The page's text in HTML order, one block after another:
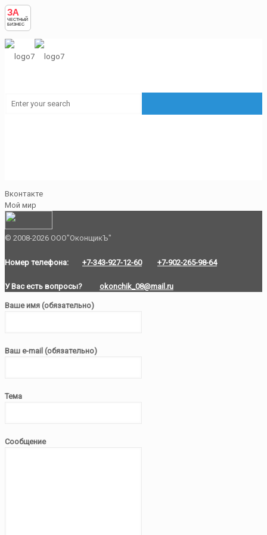
ЗА
ЧЕСТНЫЙ
БИЗНЕС
Вконтакте
Мой мир
© 2008-2026 ООО"ОконщикЪ"
Номер телефона: +7-343-927-12-60 +7-902-265-98-64
У Вас есть вопросы? okonchik_08@mail.ru
Ваше имя (обязательно)
Ваш e-mail (обязательно)
Тема
Сообщение